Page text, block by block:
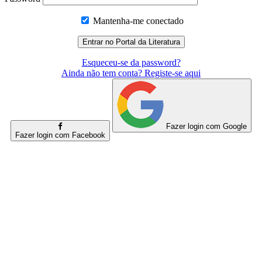
Mantenha-me conectado
Esqueceu-se da password?
Ainda não tem conta? Registe-se aqui
Fazer login com Facebook
Fazer login com Google